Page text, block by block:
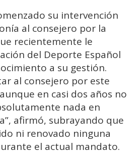
su intervención
al consejero por la
recientemente le
del Deporte Español
a su gestión.
al consejero por este
en casi dos años no
nada en
afirmó, subrayando que
ni renovado ninguna
el actual mandato.